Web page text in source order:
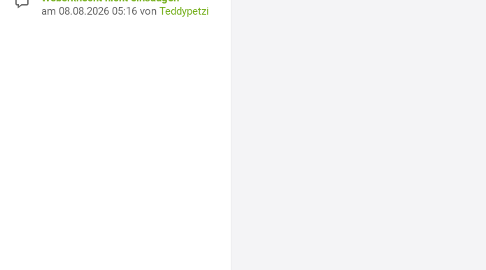
am 08.08.2026 05:16 von Teddypetzi